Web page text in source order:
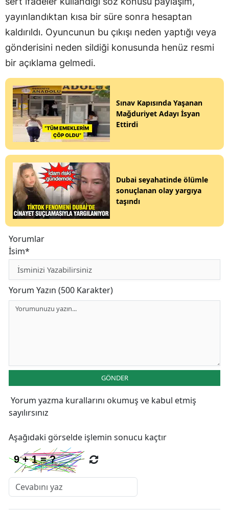
yayınlandıktan kısa bir süre sonra hesaptan
kaldırıldı. Oyuncunun bu çıkışı neden yaptığı veya
gönderisini neden sildiği konusunda henüz resmi
bir açıklama gelmedi.
Sınav Kapısında Yaşanan
Mağduriyet Adayı İsyan
Ettirdi
Dubai seyahatinde ölümle
sonuçlanan olay yargıya
taşındı
Yorumlar
İsim*
Yorum Yazın (500 Karakter)
GÖNDER
Yorum yazma kurallarını okumuş ve kabul etmiş
sayılırsınız
Aşağıdaki görselde işlemin sonucu kaçtır